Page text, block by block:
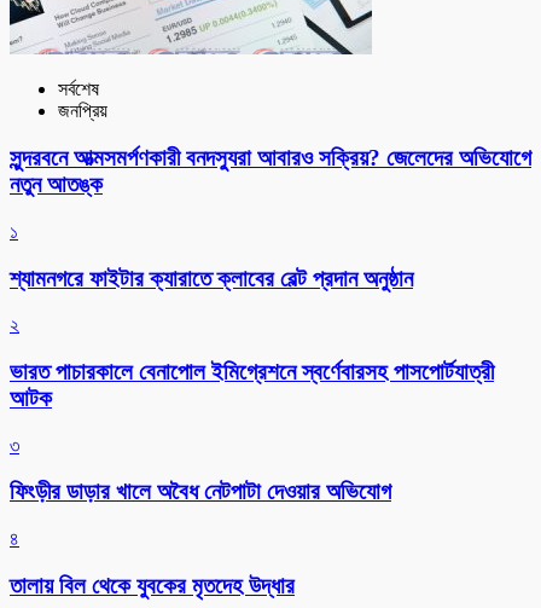
সর্বশেষ
জনপ্রিয়
সুন্দরবনে আত্মসমর্পণকারী বনদস্যুরা আবারও সক্রিয়? জেলেদের অভিযোগে
নতুন আতঙ্ক
১
শ্যামনগরে ফাইটার ক্যারাতে ক্লাবের বেল্ট প্রদান অনুষ্ঠান
২
ভারত পাচারকালে বেনাপোল ইমিগ্রেশনে স্বর্ণেবারসহ পাসপোর্টযাত্রী
আটক
৩
ফিংড়ীর ডাড়ার খালে অবৈধ নেটপাটা দেওয়ার অভিযোগ
৪
তালায় বিল থেকে যুবকের মৃতদেহ উদ্ধার